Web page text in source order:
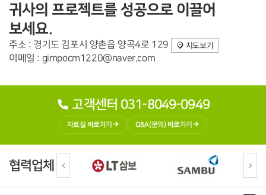
귀사의 프로젝트를 성공으로 이끌어
보세요.
주소 : 경기도 김포시 양촌읍 양곡4로 129 지도보기
이메일 : gimpocm1220@naver.com
고객센터 031-8049-0949
자료실 바로가기 Q&A(문의) 바로가기
협력업체